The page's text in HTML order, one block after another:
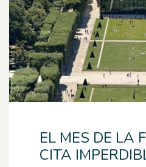
EL MES DE LA
CITA